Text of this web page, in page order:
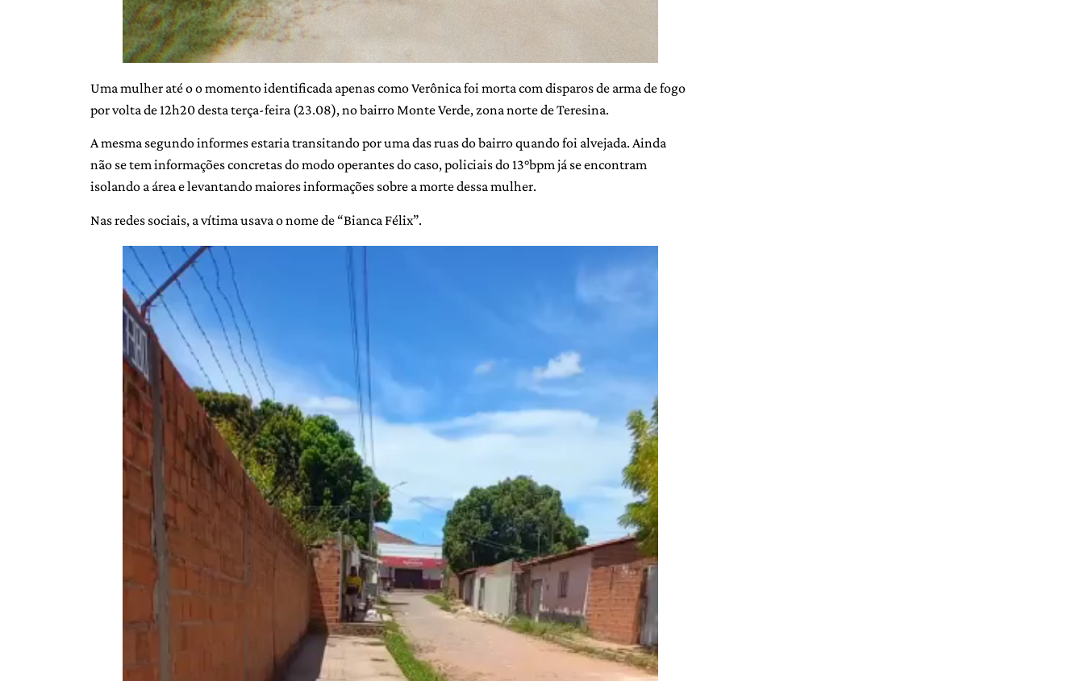
Uma mulher até o o momento identificada apenas como Verônica foi morta com disparos de arma de fogo
por volta de 12h20 desta terça-feira (23.08), no bairro Monte Verde, zona norte de Teresina.
A mesma segundo informes estaria transitando por uma das ruas do bairro quando foi alvejada. Ainda
não se tem informações concretas do modo operantes do caso, policiais do 13°bpm já se encontram
isolando a área e levantando maiores informações sobre a morte dessa mulher.
Nas redes sociais, a vítima usava o nome de “Bianca Félix”.